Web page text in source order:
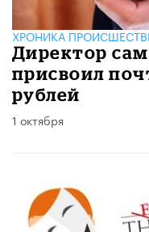
ХРОНИКА
Директор
присвоил
рублей
1 октября